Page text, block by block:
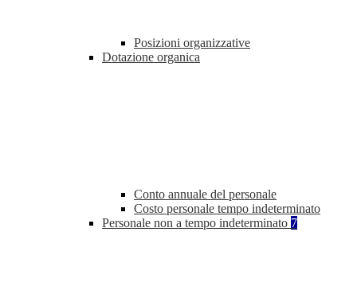
Posizioni organizzative
Dotazione organica
Conto annuale del personale
Costo personale tempo indeterminato
Personale non a tempo indeterminato 7